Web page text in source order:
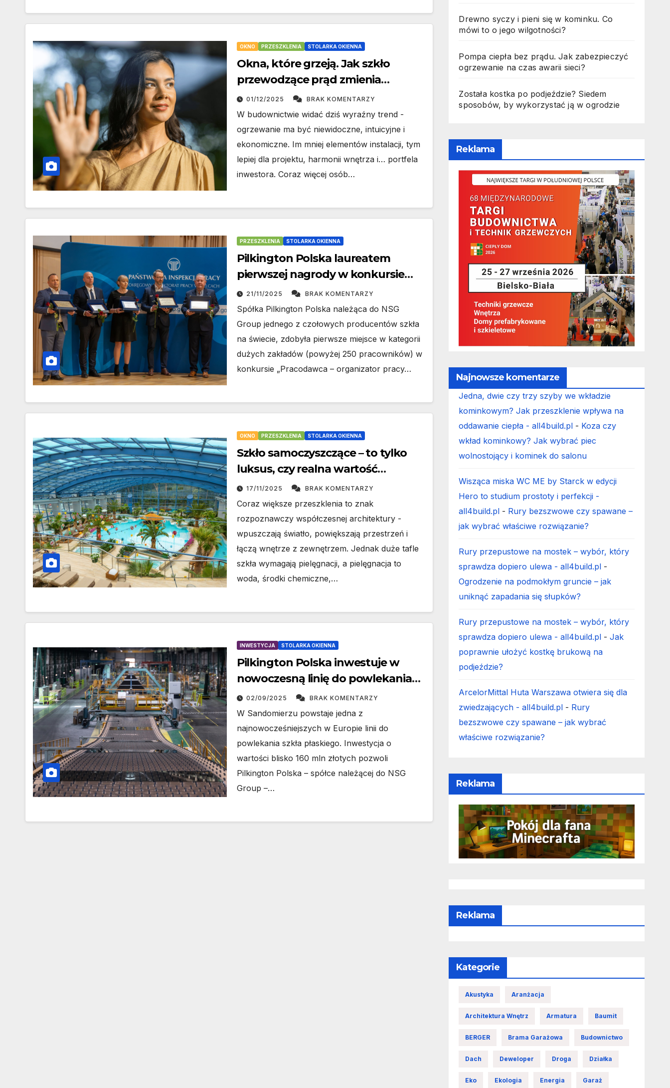
OKNO PRZESZKLENIA STOLARKA OKIENNA
Okna, które grzeją. Jak szkło
przewodzące prąd zmienia
podejście do ogrzewania
budynków
01/12/2025 BRAK KOMENTARZY
W budownictwie widać dziś wyraźny trend -
ogrzewanie ma być niewidoczne, intuicyjne i
ekonomiczne. Im mniej elementów instalacji, tym
lepiej dla projektu, harmonii wnętrza i… portfela
inwestora. Coraz więcej osób…
PRZESZKLENIA STOLARKA OKIENNA
Pilkington Polska laureatem
pierwszej nagrody w konkursie
„Pracodawca – organizator pracy
bezpiecznej”
21/11/2025 BRAK KOMENTARZY
Spółka Pilkington Polska należąca do NSG
Group jednego z czołowych producentów szkła
na świecie, zdobyła pierwsze miejsce w kategorii
dużych zakładów (powyżej 250 pracowników) w
konkursie „Pracodawca – organizator pracy…
OKNO PRZESZKLENIA STOLARKA OKIENNA
Szkło samoczyszczące – to tylko
luksus, czy realna wartość
ekologiczna?
17/11/2025 BRAK KOMENTARZY
Coraz większe przeszklenia to znak
rozpoznawczy współczesnej architektury -
wpuszczają światło, powiększają przestrzeń i
łączą wnętrze z zewnętrzem. Jednak duże tafle
szkła wymagają pielęgnacji, a pielęgnacja to
woda, środki chemiczne,…
INWESTYCJA STOLARKA OKIENNA
Pilkington Polska inwestuje w
nowoczesną linię do powlekania
szkła w Sandomierzu
02/09/2025 BRAK KOMENTARZY
W Sandomierzu powstaje jedna z
najnowocześniejszych w Europie linii do
powlekania szkła płaskiego. Inwestycja o
wartości blisko 160 mln złotych pozwoli
Pilkington Polska – spółce należącej do NSG
Group –…
Drewno syczy i pieni się w kominku. Co
mówi to o jego wilgotności?
Pompa ciepła bez prądu. Jak zabezpieczyć
ogrzewanie na czas awarii sieci?
Została kostka po podjeździe? Siedem
sposobów, by wykorzystać ją w ogrodzie
Reklama
Najnowsze komentarze
Jedna, dwie czy trzy szyby we wkładzie
kominkowym? Jak przeszklenie wpływa na
oddawanie ciepła - all4build.pl - Koza czy
wkład kominkowy? Jak wybrać piec
wolnostojący i kominek do salonu
Wisząca miska WC ME by Starck w edycji
Hero to studium prostoty i perfekcji -
all4build.pl - Rury bezszwowe czy spawane –
jak wybrać właściwe rozwiązanie?
Rury przepustowe na mostek – wybór, który
sprawdza dopiero ulewa - all4build.pl -
Ogrodzenie na podmokłym gruncie – jak
uniknąć zapadania się słupków?
Rury przepustowe na mostek – wybór, który
sprawdza dopiero ulewa - all4build.pl -Jak
poprawnie ułożyć kostkę brukową na
podjeździe?
ArcelorMittal Huta Warszawa otwiera się dla
zwiedzających - all4build.pl - Rury
bezszwowe czy spawane – jak wybrać
właściwe rozwiązanie?
Reklama
Reklama
Kategorie
Akustyka Aranżacja
Architektura Wnętrz Armatura Baumit
BERGER Brama Garażowa Budownictwo
Dach Deweloper Droga Działka
Eko Ekologia Energia Garaż